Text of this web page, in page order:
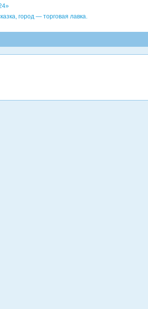
город — торговая лавка.